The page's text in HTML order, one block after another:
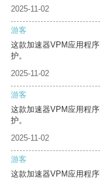
2025-11-02
游客
这款加速器VPM应用程
护。
2025-11-02
游客
这款加速器VPM应用程
护。
2025-11-02
游客
这款加速器VPM应用程